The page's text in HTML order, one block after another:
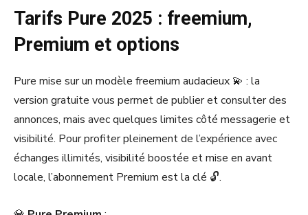
Tarifs Pure 2025 : freemium,
Premium et options
Pure mise sur un modèle freemium audacieux 💫 : la
version gratuite vous permet de publier et consulter des
annonces, mais avec quelques limites côté messagerie et
visibilité. Pour profiter pleinement de l’expérience avec
échanges illimités, visibilité boostée et mise en avant
locale, l’abonnement Premium est la clé 🔓.